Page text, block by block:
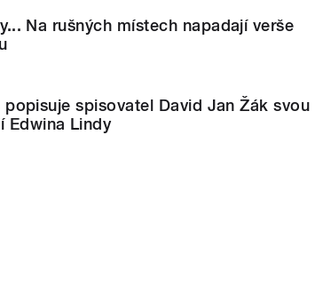
Na rušných místech napadají verše
spisovatel David Jan Žák svou
Edwina Lindy